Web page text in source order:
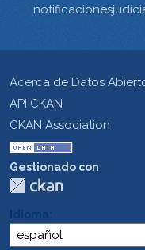
Acerca de Datos
API CKAN
CKAN Association
Gestionado con